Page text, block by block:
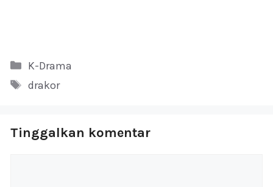
Kategori
K-Drama
Tag
drakor
Tinggalkan komentar